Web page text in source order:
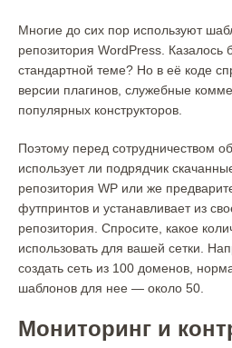
Многие до сих пор используют
репозитория WordPress. Казалось
стандартной теме? Но в её коде
версии плагинов, служебные
популярных конструкторов.
Поэтому перед сотрудничеством
использует ли подрядчик
репозитория WP или же
футпринтов и устанавливает из
репозитория. Спросите, какое
использовать для вашей сетки.
создать сеть из 100 доменов,
шаблонов для нее — около 50.
Мониторинг и